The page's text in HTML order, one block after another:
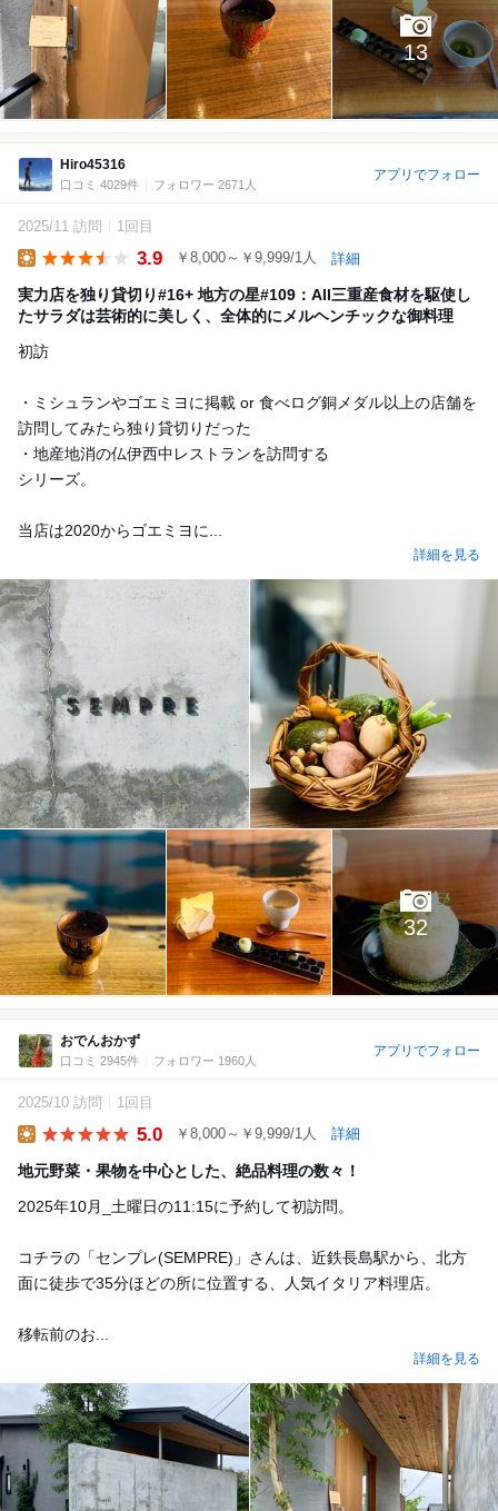
13
Hiro45316
口コミ 4029件 フォロワー 2671人
アプリでフォロー
2025/11 訪問 1回目
3.9 ￥8,000～￥9,999/1人 詳細
実力店を独り貸切り#16+ 地方の星#109：All三重産食材を駆使し
たサラダは芸術的に美しく、全体的にメルヘンチックな御料理
初訪
・ミシュランやゴエミヨに掲載 or 食べログ銅メダル以上の店舗を
訪問してみたら独り貸切りだった
・地産地消の仏伊西中レストランを訪問する
シリーズ。
当店は2020からゴエミヨに...
詳細を見る
32
おでんおかず
口コミ 2945件 フォロワー 1960人
アプリでフォロー
2025/10 訪問 1回目
5.0 ￥8,000～￥9,999/1人 詳細
地元野菜・果物を中心とした、絶品料理の数々！
2025年10月_土曜日の11:15に予約して初訪問。
コチラの「センプレ(SEMPRE)」さんは、近鉄長島駅から、北方
面に徒歩で35分ほどの所に位置する、人気イタリア料理店。
移転前のお...
詳細を見る